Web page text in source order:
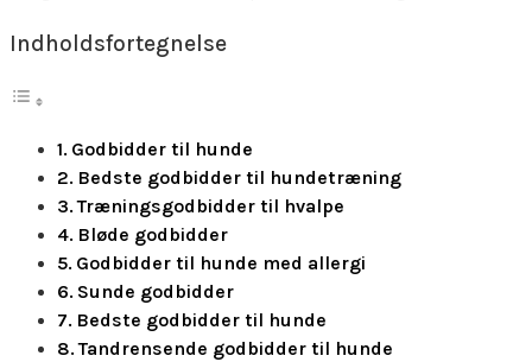
Indholdsfortegnelse
Godbidder til hunde
Bedste godbidder til hundetræning
Træningsgodbidder til hvalpe
Bløde godbidder
Godbidder til hunde med allergi
Sunde godbidder
Bedste godbidder til hunde
Tandrensende godbidder til hunde